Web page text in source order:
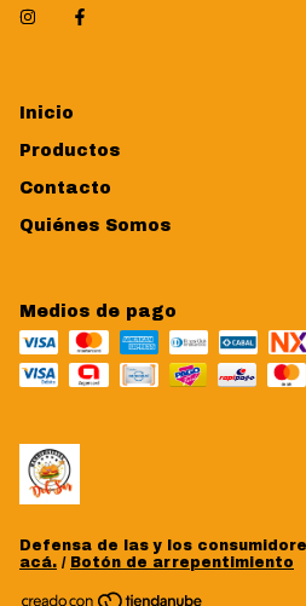
Inicio
Productos
Contacto
Quiénes Somos
Medios de pago
Defensa de las y los
acá. / Botón de arrepentimiento